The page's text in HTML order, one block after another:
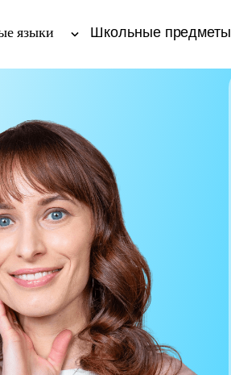
языки Школьные предметы